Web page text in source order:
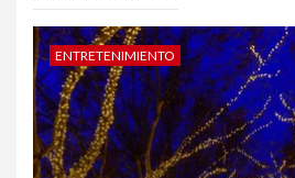
DATE UN CAPRICHO